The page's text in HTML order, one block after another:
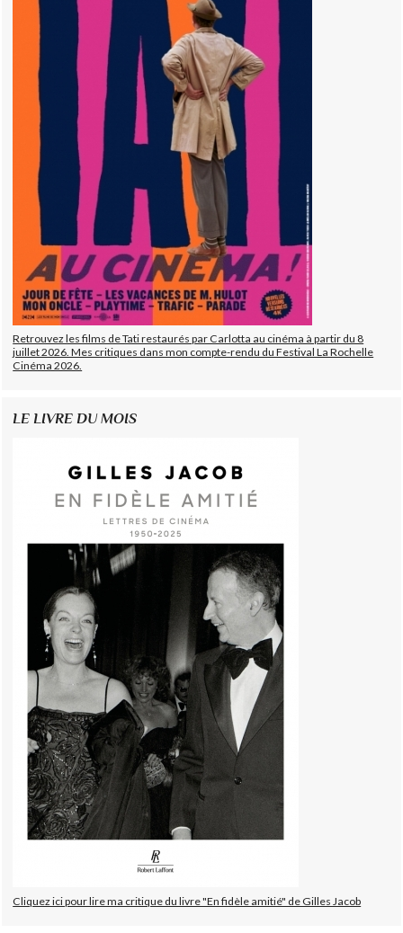
Retrouvez les films de Tati restaurés par Carlotta au cinéma à partir du 8
juillet 2026. Mes critiques dans mon compte-rendu du Festival La Rochelle
Cinéma 2026.
LE LIVRE DU MOIS
Cliquez ici pour lire ma critique du livre "En fidèle amitié" de Gilles Jacob